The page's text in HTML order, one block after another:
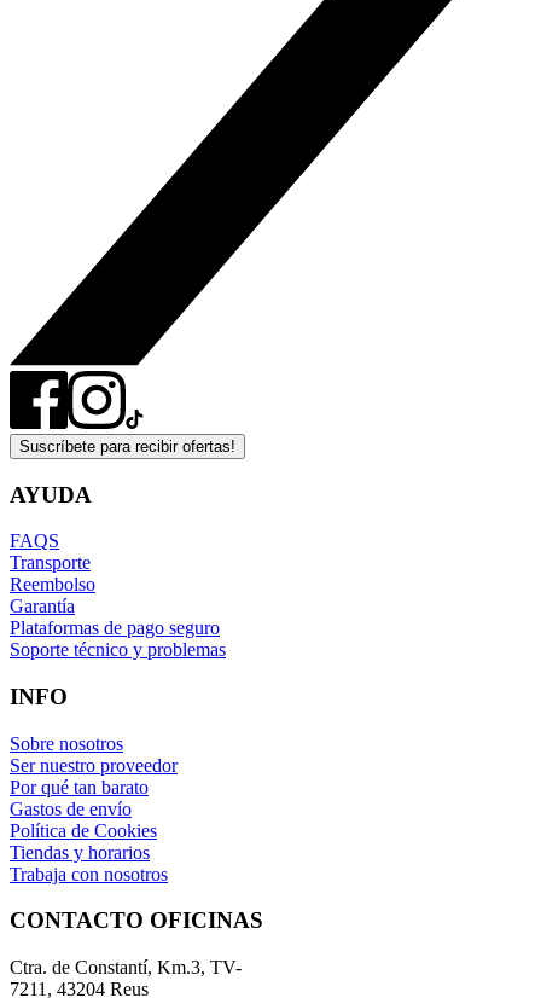
Suscríbete para recibir ofertas!
AYUDA
FAQS
Transporte
Reembolso
Garantía
Plataformas de pago seguro
Soporte técnico y problemas
INFO
Sobre nosotros
Ser nuestro proveedor
Por qué tan barato
Gastos de envío
Política de Cookies
Tiendas y horarios
Trabaja con nosotros
CONTACTO OFICINAS
Ctra. de Constantí, Km.3, TV-
7211, 43204 Reus